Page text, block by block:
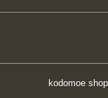
kodomoe shop